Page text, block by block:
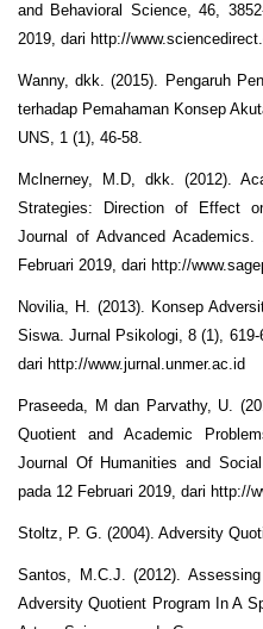
and Behavioral Science, 46,
2019, dari http://
Wanny, dkk. (2015). Pengaruh
terhadap Pemahaman Konsep
UNS, 1 (1), 46-58.
Mclnerney, M.D, dkk. (2012).
Strategies: Direction of Effect
Journal of Advanced
Februari 2019, dari http://
Novilia, H. (2013). Konsep
Siswa. Jurnal Psikologi, 8 (1),
dari http://www.jurnal.unmer.ac.id
Praseeda, M dan Parvathy, U.
Quotient and Academic
Journal Of Humanities and
pada 12 Februari 2019, dari http://
Stoltz, P. G. (2004). Adversity
Santos, M.C.J. (2012).
Adversity Quotient Program In A